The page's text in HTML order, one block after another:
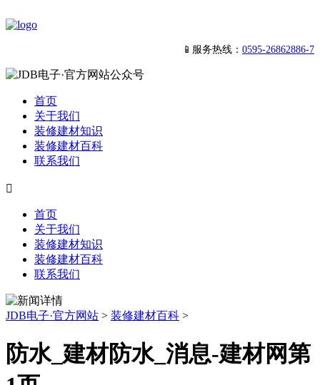
📱服务热线： 0595-26862886-7
首页
关于我们
装修建材知识
装修建材百科
联系我们

首页
关于我们
装修建材知识
装修建材百科
联系我们
JDB电子·官方网站 > 装修建材百科 >
防水_建材防水_消息-建材网第